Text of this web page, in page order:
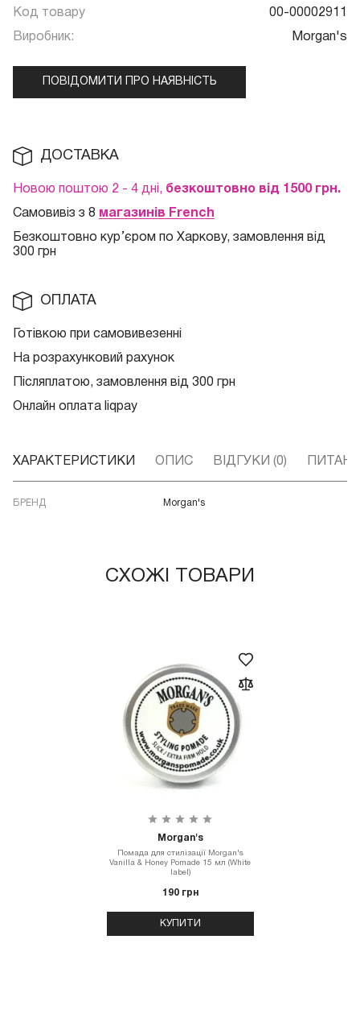
Код товару 00-00002911
Виробник: Morgan's
ПОВІДОМИТИ ПРО НАЯВНІСТЬ
ДОСТАВКА
Новою поштою 2 - 4 дні, безкоштовно від 1500 грн.
Самовивіз з 8 магазинів French
Безкоштовно кур’єром по Харкову, замовлення від
300 грн
ОПЛАТА
Готівкою при самовивезенні
На розрахунковий рахунок
Післяплатою, замовлення від 300 грн
Онлайн оплата liqpay
ХАРАКТЕРИСТИКИ ОПИС ВІДГУКИ (0)
БРЕНД Morgan's
СХОЖІ ТОВАРИ
Morgan's
Помада для стилізації Morgan's
Vanilla & Honey Pomade 15 мл (White
label)
190 грн
КУПИТИ